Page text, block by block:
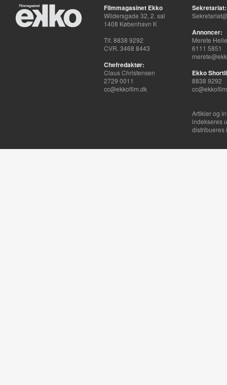
Filmmagasinet Ekko
Wildersgade 32, 2. sal
1408 København K
Tlf. 8838 9292
CVR. 3468 8443
Chefredaktør:
Claus Christensen
2729 0011
cc@ekkofilm.dk
Sekretariat:
Annoncer:
Merete
6111 5851
Ekko
8838 9292
Artikler og
indekseres
distribueres